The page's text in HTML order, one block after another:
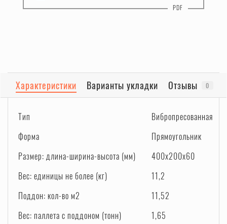
Характеристики Варианты укладки Отзывы 0
Тип
Вибропресованная
Форма
Прямоугольник
Размер: длина-ширина-высота (мм)
400x200x60
Вес: единицы не более (кг)
11,2
Поддон: кол-во м2
11,52
Вес: паллета с поддоном (тонн)
1,65